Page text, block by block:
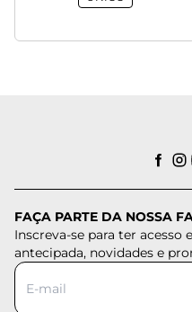
FAÇA PARTE DA NOSSA
Inscreva-se para ter acesso
antecipada, novidades e